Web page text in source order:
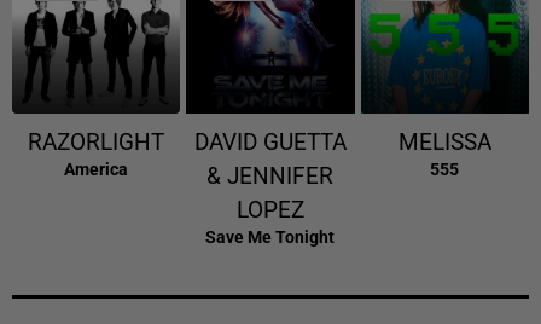
RAZORLIGHT
America
DAVID GUETTA
& JENNIFER
LOPEZ
Save Me Tonight
MELISSA
555